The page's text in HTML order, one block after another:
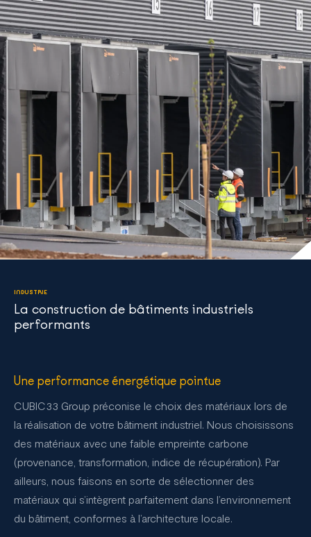
INDUSTRIE
La construction de bâtiments industriels
performants
Une performance énergétique pointue
CUBIC33 Group préconise le choix des matériaux lors de
la réalisation de votre bâtiment industriel. Nous choisissons
des matériaux avec une faible empreinte carbone
(provenance, transformation, indice de récupération). Par
ailleurs, nous faisons en sorte de sélectionner des
matériaux qui s’intègrent parfaitement dans l’environnement
du bâtiment, conformes à l’architecture locale.